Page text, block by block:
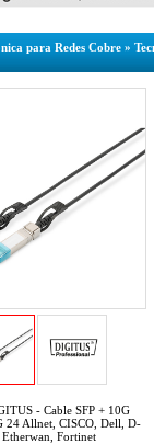
para Redes Cobre »
- Cable SFP + 10G
24 Allnet, CISCO, Dell, D-
Fortinet